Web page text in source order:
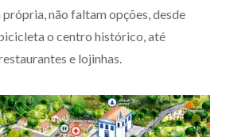
não faltam opções, desde
o centro histórico, até
e lojinhas.